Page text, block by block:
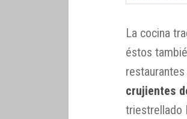
La cocina
éstos
crujientes
triestrellado